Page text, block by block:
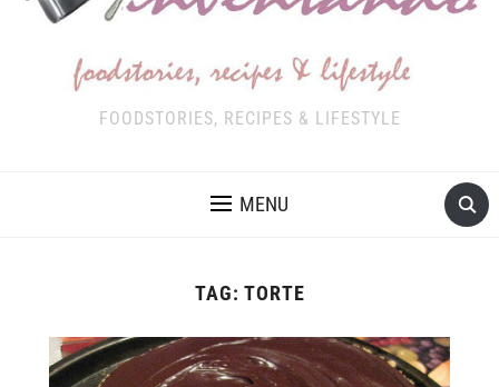
FOODSTORIES, RECIPES & LIFESTYLE
MENU
TAG: TORTE